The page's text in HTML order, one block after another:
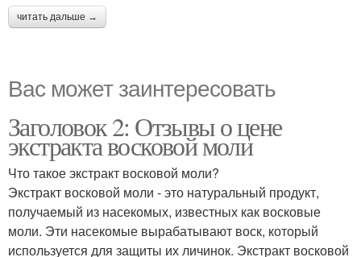
читать дальше →
Вас может заинтересовать
Заголовок 2: Отзывы о цене
экстракта восковой моли
Что такое экстракт восковой моли?
Экстракт восковой моли - это натуральный продукт,
получаемый из насекомых, известных как восковые
моли. Эти насекомые вырабатывают воск, который
используется для защиты их личинок. Экстракт восковой